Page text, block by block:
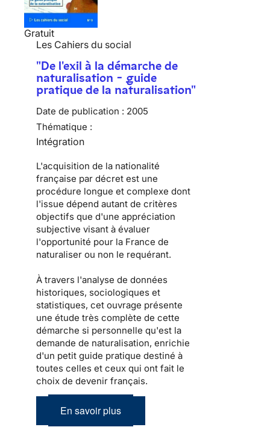
Gratuit
Les Cahiers du social
"De l'exil à la démarche de
naturalisation - guide
pratique de la naturalisation"
Date de publication : 2005
Thématique :
Intégration
L'acquisition de la nationalité
française par décret est une
procédure longue et complexe dont
l'issue dépend autant de critères
objectifs que d'une appréciation
subjective visant à évaluer
l'opportunité pour la France de
naturaliser ou non le requérant.
À travers l'analyse de données
historiques, sociologiques et
statistiques, cet ouvrage présente
une étude très complète de cette
démarche si personnelle qu'est la
demande de naturalisation, enrichie
d'un petit guide pratique destiné à
toutes celles et ceux qui ont fait le
choix de devenir français.
En savoir plus